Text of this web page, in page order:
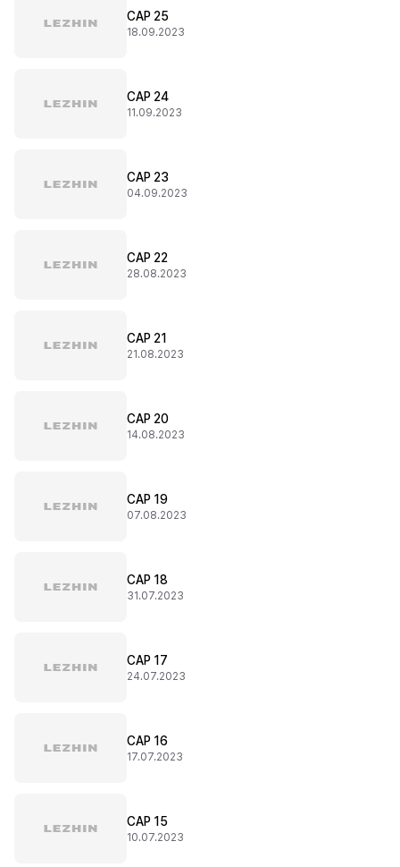
CAP 25
18.09.2023
CAP 24
11.09.2023
CAP 23
04.09.2023
CAP 22
28.08.2023
CAP 21
21.08.2023
CAP 20
14.08.2023
CAP 19
07.08.2023
CAP 18
31.07.2023
CAP 17
24.07.2023
CAP 16
17.07.2023
CAP 15
10.07.2023